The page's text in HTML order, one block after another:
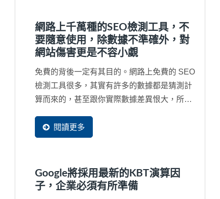
網路上千萬種的SEO檢測工具，不
要隨意使用，除數據不準確外，對
網站傷害更是不容小覷
免費的背後一定有其目的。網路上免費的 SEO
檢測工具很多，其實有許多的數據都是猜測計
算而來的，甚至跟你實際數據差異恨大，所以
去吸引您去免費使用，甚在您根本沒有看完同
意書就打勾送出，往往受害的都是企業自己的
的部分資料成為他們網站的一部分，將您辛苦
的經營的資料同意這些工具網站無窮盡的抓取
閱讀更多
Google將採用最新的KBT演算因
子，企業必須有所準備